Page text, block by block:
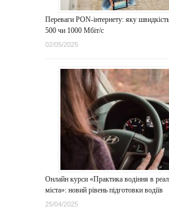
Переваги PON-інтернету: яку
500 чи 1000 Мбіт/с
02/05/2025
Онлайн курси «Практика водіння в
міста»: новий рівень підготовки водіїв
25/04/2025